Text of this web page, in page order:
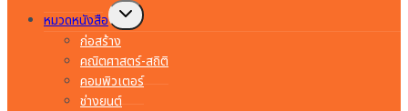
หมวดหนังสือ
Toggle
child
menu
ก่อสร้าง
คณิตศาสตร์-สถิติ
คอมพิวเตอร์
ช่างยนต์